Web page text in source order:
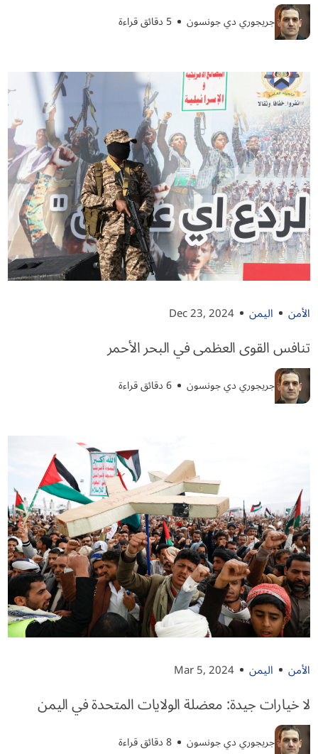
جريجوري دي جونسون 5 دقائق قراءة
الأمن اليمن Dec 23, 2024
تنافس القوى العظمى في البحر الأحمر
جريجوري دي جونسون 6 دقائق قراءة
الأمن اليمن Mar 5, 2024
لا خيارات جيدة: معضلة الولايات المتحدة في اليمن
جريجوري دي جونسون 8 دقائق قراءة